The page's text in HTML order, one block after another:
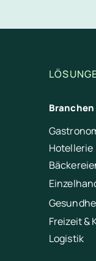
Branchen
Hotellerie
Freizeit &
Logistik